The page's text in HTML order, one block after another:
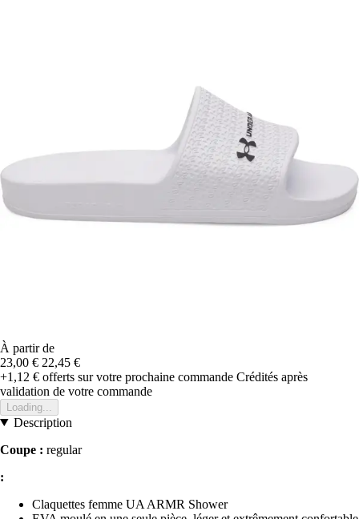
À partir de
23,00 € 22,45 €
+1,12 € offerts sur votre prochaine commande Crédités après
validation de votre commande
Loading...
Description
Coupe : regular
:
Claquettes femme UA ARMR Shower